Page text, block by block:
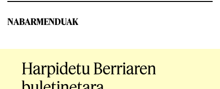
NABARMENDUAK
Harpidetu Berriaren